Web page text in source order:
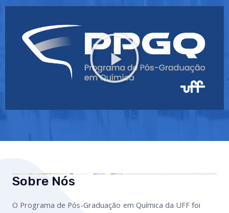
Sobre Nós
O Programa de Pós-Graduação em Química da UFF foi